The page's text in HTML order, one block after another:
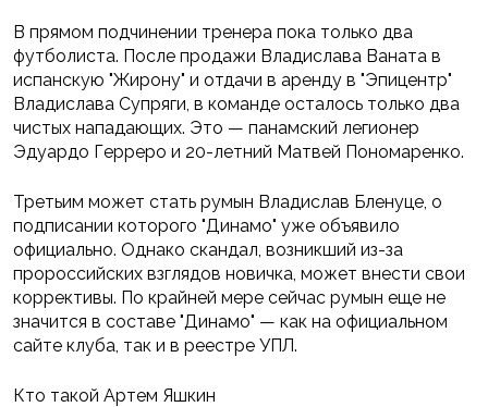
В прямом подчинении тренера пока только два
футболиста. После продажи Владислава Ваната в
испанскую "Жирону" и отдачи в аренду в "Эпицентр"
Владислава Супряги, в команде осталось только два
чистых нападающих. Это — панамский легионер
Эдуардо Герреро и 20-летний Матвей Пономаренко.
Третьим может стать румын Владислав Бленуце, о
подписании которого "Динамо" уже объявило
официально. Однако скандал, возникший из-за
пророссийских взглядов новичка, может внести свои
коррективы. По крайней мере сейчас румын еще не
значится в составе "Динамо" — как на официальном
сайте клуба, так и в реестре УПЛ.
Кто такой Артем Яшкин